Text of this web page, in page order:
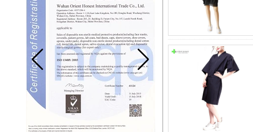
เมื่อเร็ว ๆ นี้ศุลกากรของไทยที่จะออกกฎระเบียบ
ล่าสุดสินค้านำเข้าและส่งออกทั้ง...
ข้อกำหนดสำหรับการส่งออกสินค้าของ
จอร์แดน
ตามข้อกำหนดด้านศุลกากรของจอร์แดนสินค้า
ทั้งหมดจะถูกส่งไปยังจอร์แดนต้องมีรหัส...
อัตราแลกเปลี่ยนของ USD ถึง RMB เสียอย่าง
เป็นทางการ 6.3!
นับตั้งแต่เดือนมกราคมเป็นต้นมาอัตราแลก
เปลี่ยนของ RMB ก็ทะยานขึ้น ตรงไปตรงมา
RMB ...
อิหร่าน!